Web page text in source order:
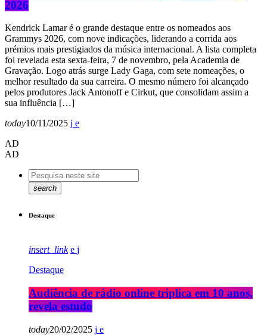
2026
Kendrick Lamar é o grande destaque entre os nomeados aos
Grammys 2026, com nove indicações, liderando a corrida aos
prémios mais prestigiados da música internacional. A lista completa
foi revelada esta sexta-feira, 7 de novembro, pela Academia de
Gravação. Logo atrás surge Lady Gaga, com sete nomeações, o
melhor resultado da sua carreira. O mesmo número foi alcançado
pelos produtores Jack Antonoff e Cirkut, que consolidam assim a
sua influência […]
today10/11/2025
AD
AD
search
Destaque
insert_link
Destaque
Audiência de rádio online triplica em 10 anos,
revela estudo
today20/02/2025